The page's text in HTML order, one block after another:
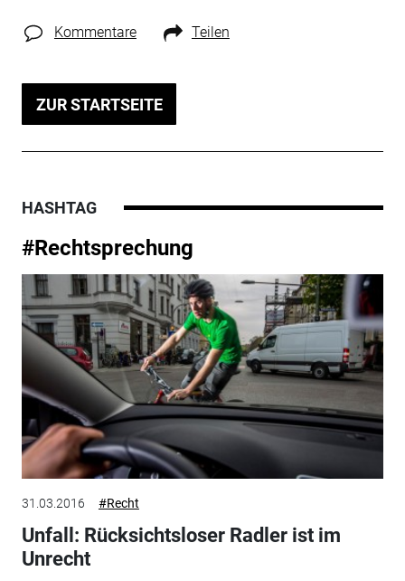
Kommentare Teilen
ZUR STARTSEITE
HASHTAG
#Rechtsprechung
31.03.2016 #Recht
Unfall: Rücksichtsloser Radler ist im
Unrecht